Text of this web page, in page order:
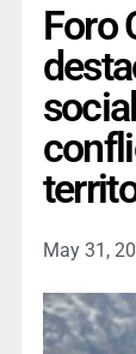
Foro
May 31,